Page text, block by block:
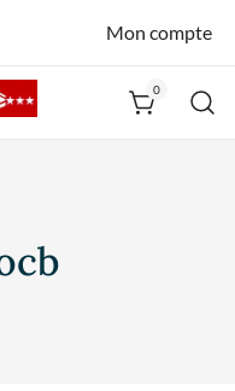
Mon compte
0